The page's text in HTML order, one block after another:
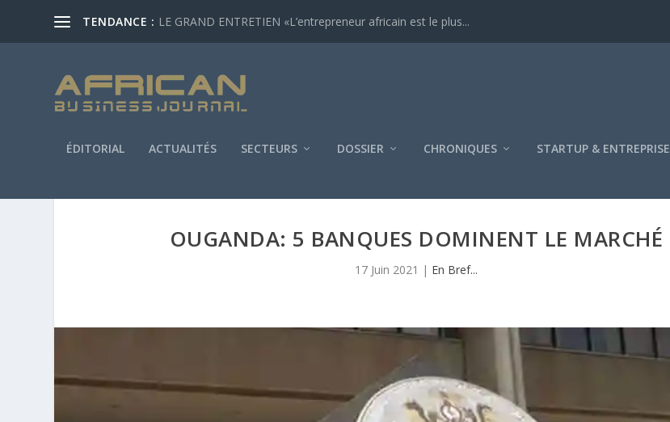
TENDANCE : LE GRAND ENTRETIEN «L’entrepreneur africain est le plus...
ÉDITORIAL ACTUALITÉS SECTEURS DOSSIER CHRONIQUES STARTUP & ENTREPRISE
OUGANDA: 5 BANQUES DOMINENT LE MARCHÉ
17 Juin 2021 | En Bref...